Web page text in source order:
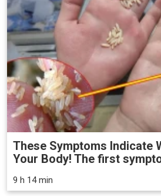
These Symptoms Indicate
Your Body! The first
9 h 14 min